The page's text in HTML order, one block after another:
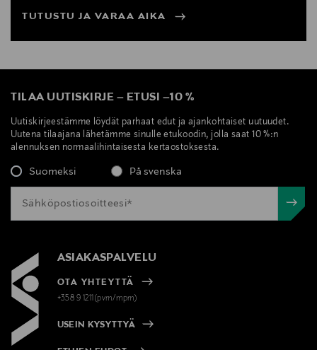
TUTUSTU JA VARAA AIKA
TILAA UUTISKIRJE – ETUSI –10 %
Uutiskirjeestämme löydät parhaat edut ja ajankohtaiset uutuudet.
Uutena tilaajana lähetämme sinulle etukoodin, jolla saat 10 %:n
alennuksen normaalihintaisesta kertaostoksesta.
Suomeksi På svenska
ASIAKASPALVELU
OTA YHTEYTTÄ
+358 9 1211(pvm/mpm)
USEIN KYSYTTYÄ